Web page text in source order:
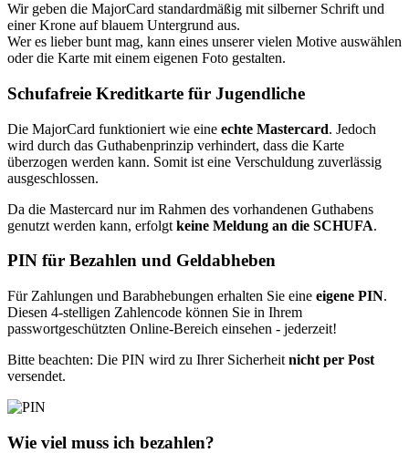
Wir geben die MajorCard standardmäßig mit silberner Schrift und
einer Krone auf blauem Untergrund aus.
Wer es lieber bunt mag, kann eines unserer vielen Motive auswählen
oder die Karte mit einem eigenen Foto gestalten.
Schufafreie Kreditkarte für Jugendliche
Die MajorCard funktioniert wie eine echte Mastercard. Jedoch
wird durch das Guthabenprinzip verhindert, dass die Karte
überzogen werden kann. Somit ist eine Verschuldung zuverlässig
ausgeschlossen.
Da die Mastercard nur im Rahmen des vorhandenen Guthabens
genutzt werden kann, erfolgt keine Meldung an die SCHUFA.
PIN für Bezahlen und Geldabheben
Für Zahlungen und Barabhebungen erhalten Sie eine eigene PIN.
Diesen 4-stelligen Zahlencode können Sie in Ihrem
passwortgeschützten Online-Bereich einsehen - jederzeit!
Bitte beachten: Die PIN wird zu Ihrer Sicherheit nicht per Post
versendet.
Wie viel muss ich bezahlen?